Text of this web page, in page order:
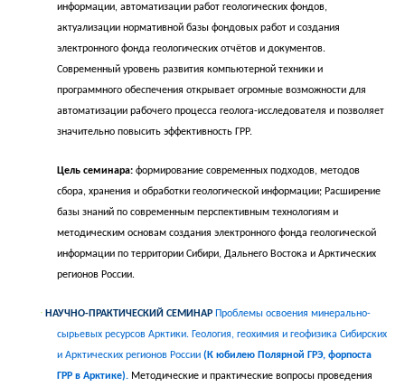
информации, автоматизации работ геологических фондов,
актуализации нормативной базы фондовых работ и создания
электронного фонда геологических отчётов и документов.
Современный уровень развития компьютерной техники и
программного обеспечения открывает огромные возможности для
автоматизации рабочего процесса геолога-исследователя и позволяет
значительно повысить эффективность ГРР.
Цель семинара:формирование современных подходов, методов
сбора, хранения и обработки геологической информации; Расширение
базы знаний по современным перспективным технологиям и
методическим основам создания электронного фонда геологической
информации по территории Сибири, Дальнего Востока и Арктических
регионов России.
· НАУЧНО-ПРАКТИЧЕСКИЙ СЕМИНАР
Проблемы освоения минерально-
сырьевых ресурсов Арктики. Геология, геохимия и геофизика Сибирских
и Арктических регионов России (К юбилею Полярной ГРЭ, форпоста
ГРР в Арктике). Методические и практические вопросы проведения